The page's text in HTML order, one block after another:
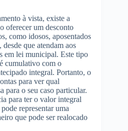
à vista, existe a
oferecer um desconto
como idosos, aposentados
que atendam aos
em lei municipal. Este tipo
cumulativo com o
integral. Portanto, o
para ver qual
para o seu caso particular.
para ter o valor integral
representar uma
que pode ser realocado